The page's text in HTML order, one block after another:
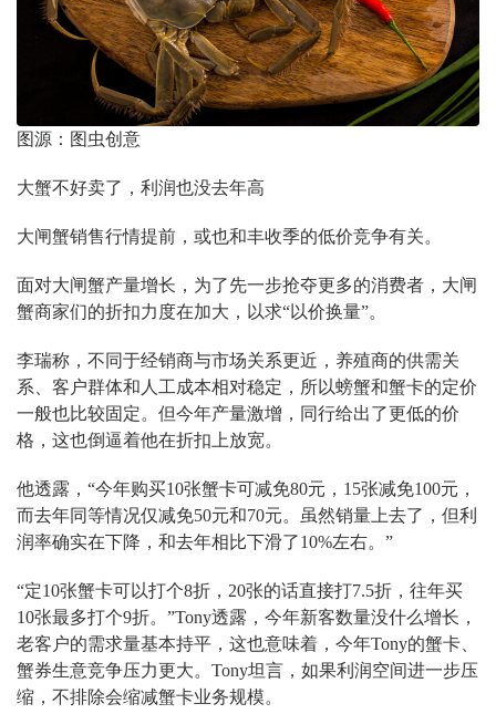
图源：图虫创意
大蟹不好卖了，利润也没去年高
大闸蟹销售行情提前，或也和丰收季的低价竞争有关。
面对大闸蟹产量增长，为了先一步抢夺更多的消费者，大闸
蟹商家们的折扣力度在加大，以求“以价换量”。
李瑞称，不同于经销商与市场关系更近，养殖商的供需关
系、客户群体和人工成本相对稳定，所以螃蟹和蟹卡的定价
一般也比较固定。但今年产量激增，同行给出了更低的价
格，这也倒逼着他在折扣上放宽。
他透露，“今年购买10张蟹卡可减免80元，15张减免100元，
而去年同等情况仅减免50元和70元。虽然销量上去了，但利
润率确实在下降，和去年相比下滑了10%左右。”
“定10张蟹卡可以打个8折，20张的话直接打7.5折，往年买
10张最多打个9折。”Tony透露，今年新客数量没什么增长，
老客户的需求量基本持平，这也意味着，今年Tony的蟹卡、
蟹券生意竞争压力更大。Tony坦言，如果利润空间进一步压
缩，不排除会缩减蟹卡业务规模。